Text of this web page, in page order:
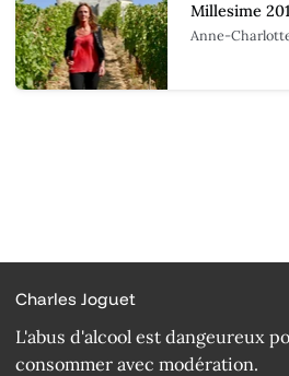
Millesime
Anne-
Charles Joguet
L'abus d'alcool est dangeureux
consommer avec modération.